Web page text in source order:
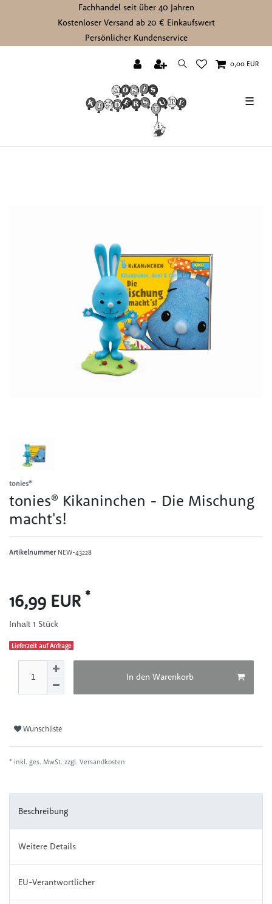
Fachhandel seit über 40 Jahren
Kostenloser Versand ab 20 € Einkaufswert
Persönlicher Kundenservice
0,00 EUR
☰
tonies®
tonies® Kikaninchen - Die Mischung
macht's!
Artikelnummer NEW-43228
16,99 EUR *
Inhalt 1 Stück
Lieferzeit auf Anfrage
In den Warenkorb
Wunschliste
* inkl. ges. MwSt. zzgl. Versandkosten
Beschreibung
Weitere Details
EU-Verantwortlicher